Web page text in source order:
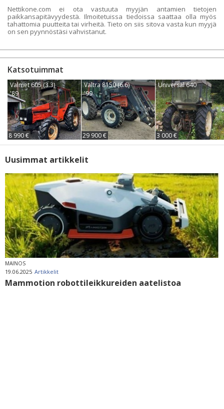
Nettikone.com ei ota vastuuta myyjän antamien tietojen
paikkansapitävyydestä. Ilmoitetuissa tiedoissa saattaa olla myös
tahattomia puutteita tai virheitä. Tieto on siis sitova vasta kun myyjä
on sen pyynnöstäsi vahvistanut.
Katsotuimmat
Valmet 605 (3.3)
'89
8 990 €
Valtra 8150 (6.6)
'99
29 900 €
Universal 640
3 000 €
Uusimmat artikkelit
MAINOS
19.06.2025 Artikkelit
Mammotion robottileikkureiden aatelistoa